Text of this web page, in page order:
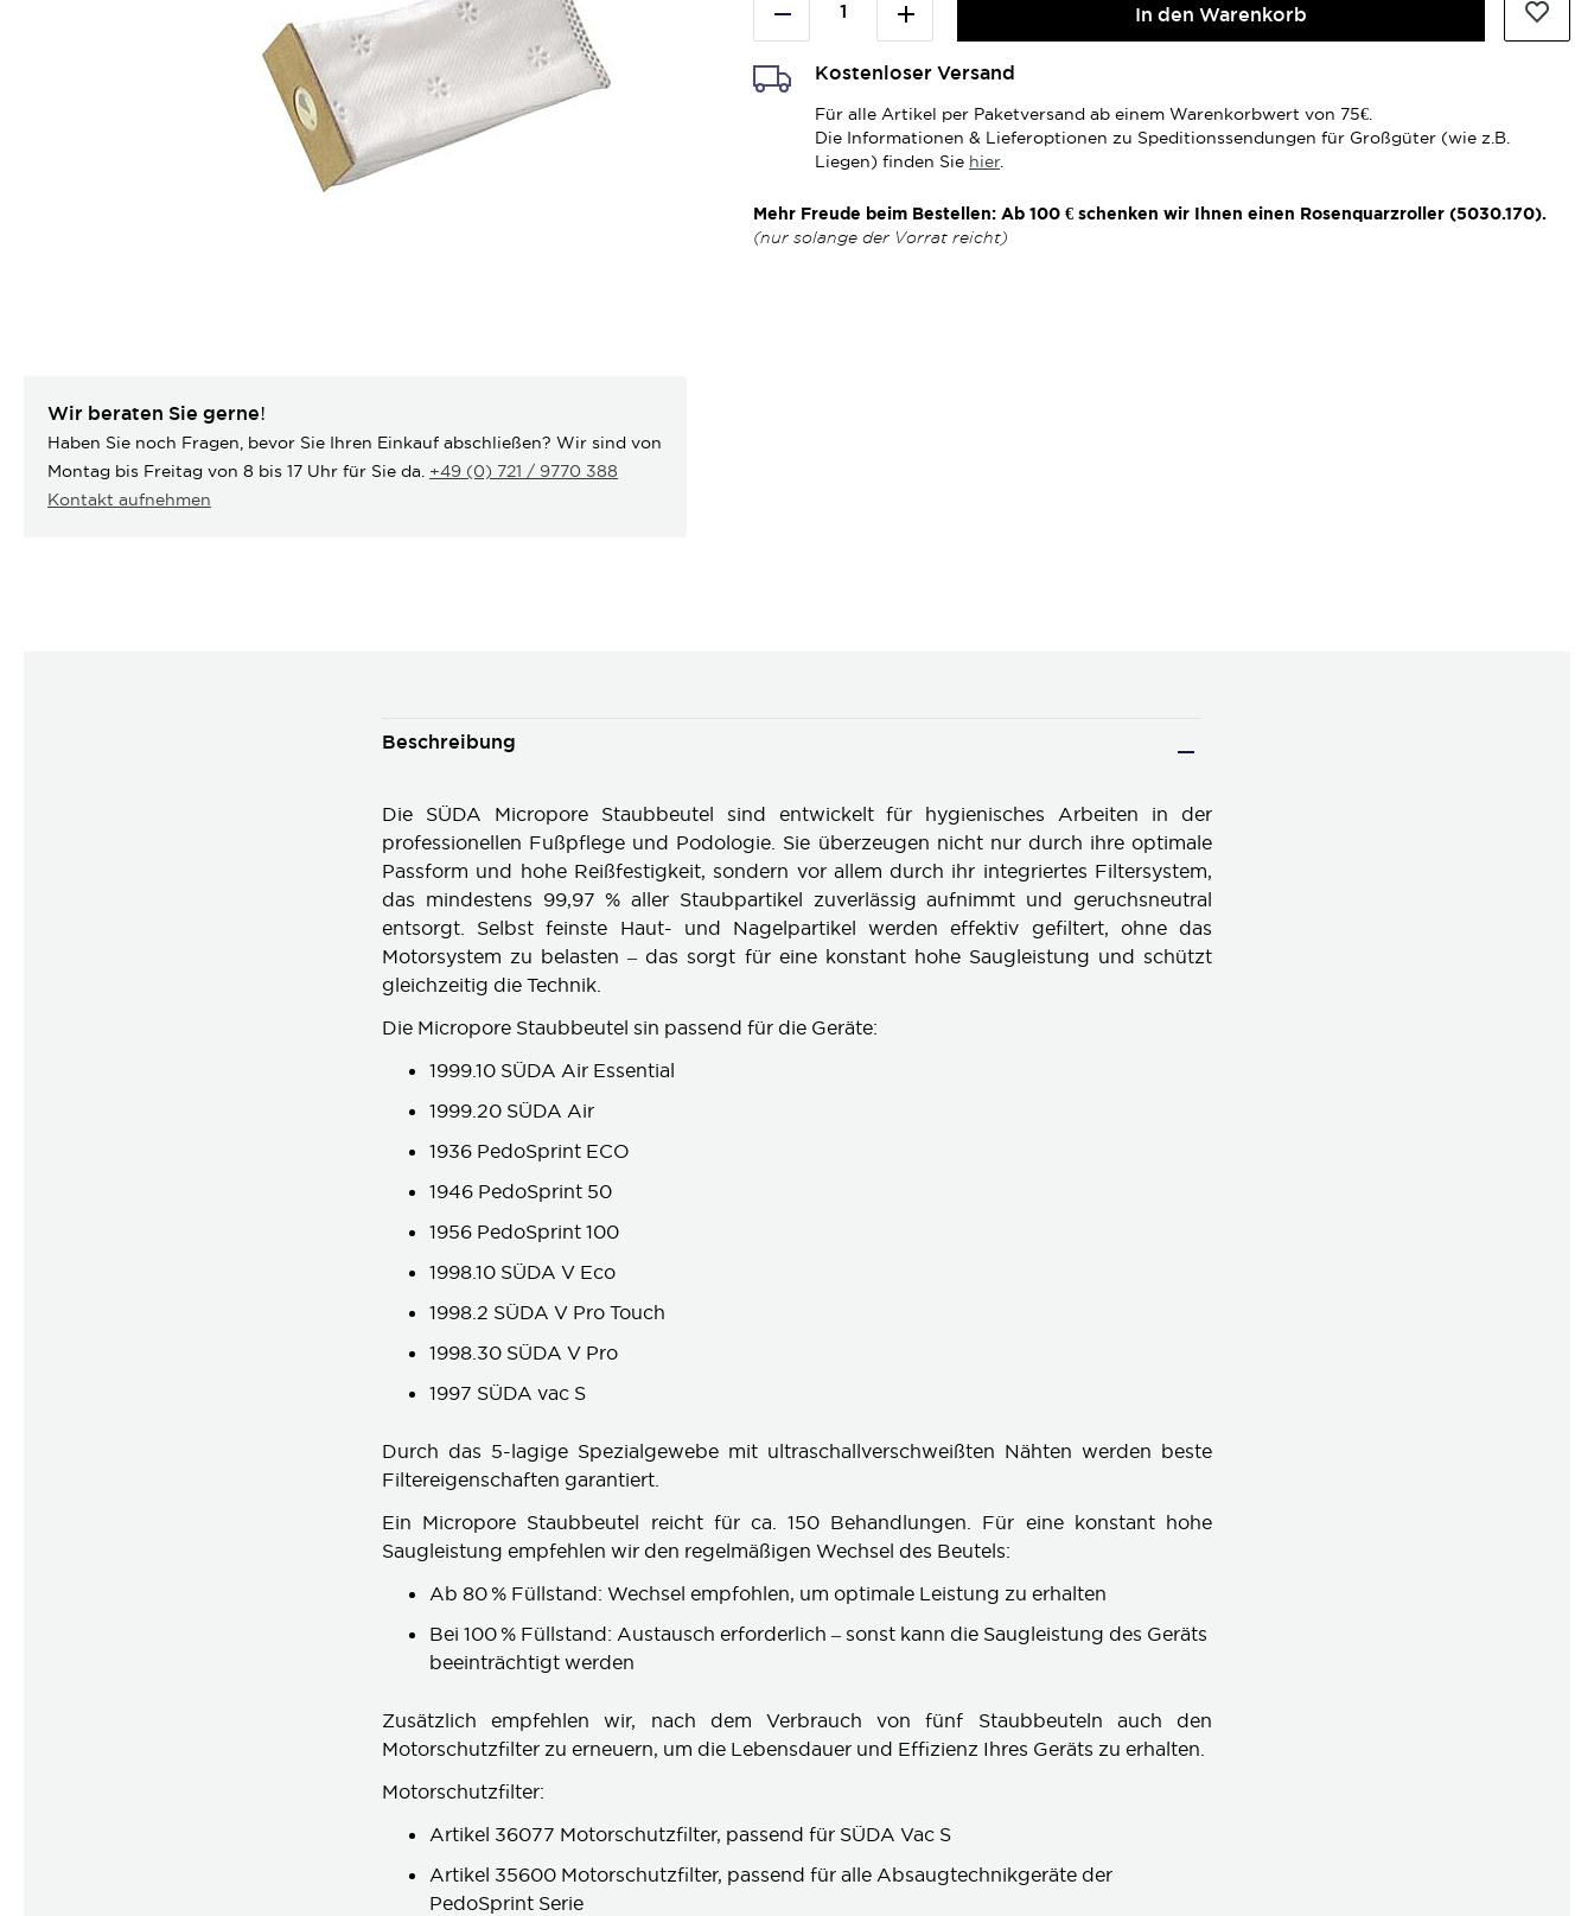
Wir beraten Sie gerne!
Haben Sie noch Fragen, bevor Sie Ihren Einkauf abschließen? Wir sind von
Montag bis Freitag von 8 bis 17 Uhr für Sie da. +49 (0) 721 / 9770 388
Kontakt aufnehmen
In den Warenkorb
Kostenloser Versand
Für alle Artikel per Paketversand ab einem Warenkorbwert von 75€.
Die Informationen & Lieferoptionen zu Speditionssendungen für Großgüter (wie z.B.
Liegen) finden Sie hier.
Mehr Freude beim Bestellen: Ab 100 € schenken wir Ihnen einen Rosenquarzroller (5030.170).
(nur solange der Vorrat reicht)
Beschreibung
Die SÜDA Micropore Staubbeutel sind entwickelt für hygienisches Arbeiten in der
professionellen Fußpflege und Podologie. Sie überzeugen nicht nur durch ihre optimale
Passform und hohe Reißfestigkeit, sondern vor allem durch ihr integriertes Filtersystem,
das mindestens 99,97 % aller Staubpartikel zuverlässig aufnimmt und geruchsneutral
entsorgt. Selbst feinste Haut- und Nagelpartikel werden effektiv gefiltert, ohne das
Motorsystem zu belasten – das sorgt für eine konstant hohe Saugleistung und schützt
gleichzeitig die Technik.
Die Micropore Staubbeutel sin passend für die Geräte:
1999.10 SÜDA Air Essential
1999.20 SÜDA Air
1936 PedoSprint ECO
1946 PedoSprint 50
1956 PedoSprint 100
1998.10 SÜDA V Eco
1998.2 SÜDA V Pro Touch
1998.30 SÜDA V Pro
1997 SÜDA vac S
Durch das 5-lagige Spezialgewebe mit ultraschallverschweißten Nähten werden beste
Filtereigenschaften garantiert.
Ein Micropore Staubbeutel reicht für ca. 150 Behandlungen. Für eine konstant hohe
Saugleistung empfehlen wir den regelmäßigen Wechsel des Beutels:
Ab 80 % Füllstand: Wechsel empfohlen, um optimale Leistung zu erhalten
Bei 100 % Füllstand: Austausch erforderlich – sonst kann die Saugleistung des Geräts
beeinträchtigt werden
Zusätzlich empfehlen wir, nach dem Verbrauch von fünf Staubbeuteln auch den
Motorschutzfilter zu erneuern, um die Lebensdauer und Effizienz Ihres Geräts zu erhalten.
Motorschutzfilter:
Artikel 36077 Motorschutzfilter, passend für SÜDA Vac S
Artikel 35600 Motorschutzfilter, passend für alle Absaugtechnikgeräte der
PedoSprint Serie